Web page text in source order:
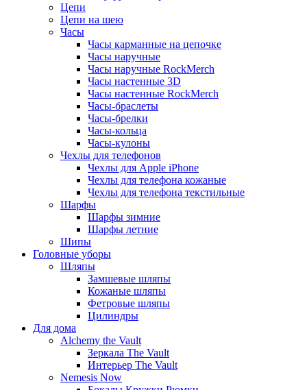
Цепи
Цепи на шею
Часы
Часы карманные на цепочке
Часы наручные
Часы наручные RockMerch
Часы настенные 3D
Часы настенные RockMerch
Часы-браслеты
Часы-брелки
Часы-кольца
Часы-кулоны
Чехлы для телефонов
Чехлы для Apple iPhone
Чехлы для телефона кожаные
Чехлы для телефона текстильные
Шарфы
Шарфы зимние
Шарфы летние
Шипы
Головные уборы
Шляпы
Замшевые шляпы
Кожаные шляпы
Фетровые шляпы
Цилиндры
Для дома
Alchemy the Vault
Зеркала The Vault
Интерьер The Vault
Nemesis Now